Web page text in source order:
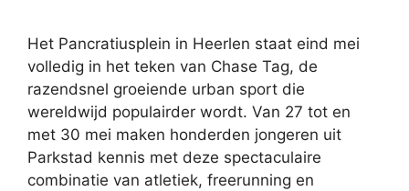
Het Pancratiusplein in Heerlen staat eind mei
volledig in het teken van Chase Tag, de
razendsnel groeiende urban sport die
wereldwijd populairder wordt. Van 27 tot en
met 30 mei maken honderden jongeren uit
Parkstad kennis met deze spectaculaire
combinatie van atletiek, freerunning en